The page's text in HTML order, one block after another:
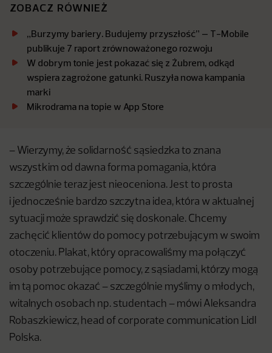
ZOBACZ RÓWNIEŻ
„Burzymy bariery. Budujemy przyszłość” – T-Mobile
publikuje 7 raport zrównoważonego rozwoju
W dobrym tonie jest pokazać się z Żubrem, odkąd
wspiera zagrożone gatunki. Ruszyła nowa kampania
marki
Mikrodrama na topie w App Store
– Wierzymy, że solidarność sąsiedzka to znana
wszystkim od dawna forma pomagania, która
szczególnie teraz jest nieoceniona. Jest to prosta
i jednocześnie bardzo szczytna idea, która w aktualnej
sytuacji może sprawdzić się doskonale. Chcemy
zachęcić klientów do pomocy potrzebującym w swoim
otoczeniu. Plakat, który opracowaliśmy ma połączyć
osoby potrzebujące pomocy, z sąsiadami, którzy mogą
im tą pomoc okazać – szczególnie myślimy o młodych,
witalnych osobach np. studentach – mówi Aleksandra
Robaszkiewicz, head of corporate communication Lidl
Polska.